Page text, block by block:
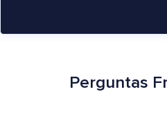
Perguntas